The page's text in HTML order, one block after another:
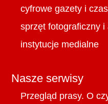
cyfrowe gazety i
sprzęt fotograficzny i
instytucje medialne
Nasze serwisy
Przegląd prasy. O